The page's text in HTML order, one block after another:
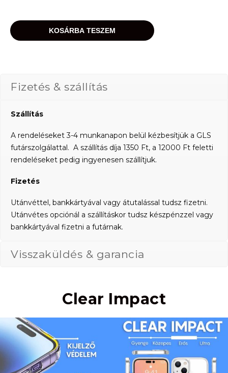
KOSÁRBA TESZEM
Fizetés & szállítás
Szállítás
A rendeléseket 3-4 munkanapon belül kézbesítjük a GLS
futárszolgálattal. A szállítás díja 1350 Ft, a 12000 Ft feletti
rendeléseket pedig ingyenesen szállítjuk.
Fizetés
Utánvéttel, bankkártyával vagy átutalással tudsz fizetni.
Utánvétes opciónál a szállításkor tudsz készpénzzel vagy
bankkártyával fizetni a futárnak.
Visszaküldés & garancia
Clear Impact